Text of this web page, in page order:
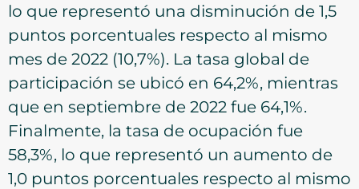
lo que representó una disminución de 1,5
puntos porcentuales respecto al mismo
mes de 2022 (10,7%). La tasa global de
participación se ubicó en 64,2%, mientras
que en septiembre de 2022 fue 64,1%.
Finalmente, la tasa de ocupación fue
58,3%, lo que representó un aumento de
1,0 puntos porcentuales respecto al mismo